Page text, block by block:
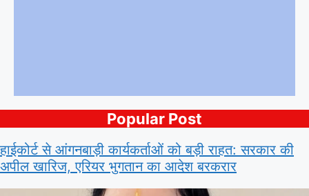
Popular Post
हाईकोर्ट से आंगनबाड़ी कार्यकर्ताओं को बड़ी राहत: सरकार की
अपील खारिज, एरियर भुगतान का आदेश बरकरार